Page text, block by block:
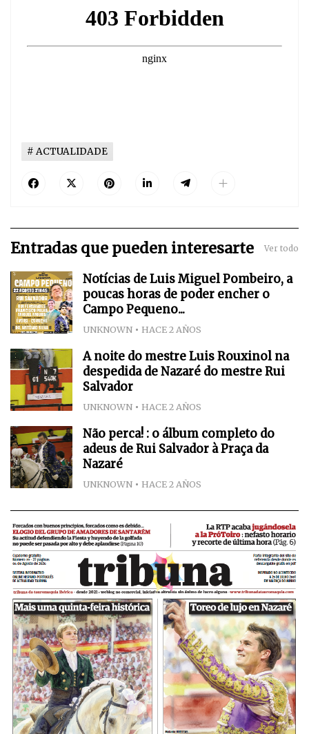
ACTUALIDADE
Entradas que pueden interesarte Ver todo
Notícias de Luis Miguel Pombeiro, a
poucas horas de poder encher o
Campo Pequeno...
UNKNOWN HACE 2 AÑOS
A noite do mestre Luis Rouxinol na
despedida de Nazaré do mestre Rui
Salvador
UNKNOWN HACE 2 AÑOS
Não perca! : o álbum completo do
adeus de Rui Salvador à Praça da
Nazaré
UNKNOWN HACE 2 AÑOS